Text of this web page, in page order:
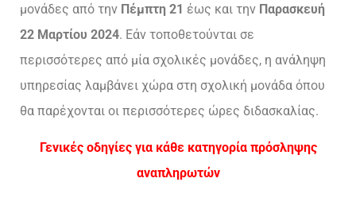
μονάδες από την Πέμπτη 21 έως και την Παρασκευή
22 Μαρτίου 2024. Εάν τοποθετούνται σε
περισσότερες από μία σχολικές μονάδες, η ανάληψη
υπηρεσίας λαμβάνει χώρα στη σχολική μονάδα όπου
θα παρέχονται οι περισσότερες ώρες διδασκαλίας.
Γενικές οδηγίες για κάθε κατηγορία πρόσληψης
αναπληρωτών